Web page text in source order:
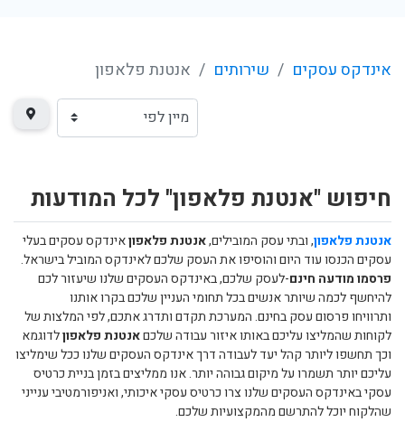
אינדקס עסקים שירותים אנטנת פלאפון
חיפוש "אנטנת פלאפון" לכל המודעות
אנטנת פלאפון, ובתי עסק המובילים,אנטנת פלאפוןאינדקס עסקים בעלי
עסקים הכנסו עוד היום והוסיפו את העסק שלכם לאינדקס המוביל בישראל.
פרסמו מודעה חינם-לעסק שלכם, באינדקס העסקים שלנו שיעזור לכם
להיחשף לכמה שיותר אנשים בכל תחומי העניין שלכם בקרו אותנו
ותרוויחו פרסום עסק בחינם. המערכת תקדם ותדרג אתכם, לפי המלצות של
לקוחות שהמליצו עליכם באותו איזור עבודה שלכםאנטנת פלאפוןלדוגמא
וכך תחשפו ליותר קהל יעד לעבודה דרך אינדקס העסקים שלנו ככל שימליצו
עליכם יותר תשמרו על מיקום גבוהה יותר. אנו ממליצים בזמן בניית כרטיס
עסקי באינדקס העסקים שלנו צרו כרטיס עסקי איכותי, ואניפורמטיבי ענייני
שהלקוח יוכל להתרשם מהמקצועיות שלכם.